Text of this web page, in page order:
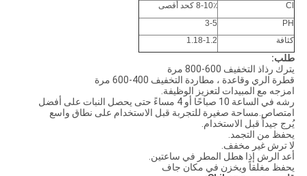
Cl
8-10٪ كحد أقصى
PH
3-5
كثافة
1.18-1.2
طلب:
يترك رذاذ التخفيف 600-800 مرة
قطرة الري وقاعدة ، مطاردة التخفيف 400-600 مرة
امزجه مع المبيدات لتعزيز الوظيفة.
رشه في الساعة 10 صباحًا أو 4 مساءً حتى يحصل النبات على أفضل
امتصاص.مساحة صغيرة للتجربة قبل الاستخدام على نطاق واسع
يُرج جيداً قبل الاستخدام.
يحفظ من التجمد.
لا ترش غير مخفف.
أعد الرش إذا هطل المطر في ساعتين.
يحفظ مغلقاً ويخزن في مكان جاف